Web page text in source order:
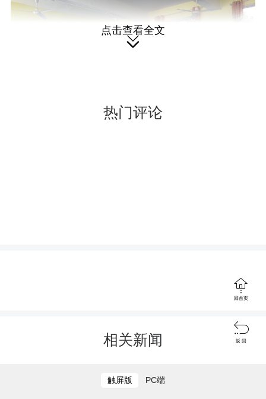
点击查看全文

热门评论
相关新闻
触屏版 PC端

回首页

返 回